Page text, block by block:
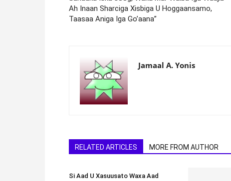
Ah Inaan Sharciga Xisbiga U Hoggaansamo,
Taasaa Aniga Iga Go’aana”
Jamaal A. Yonis
RELATED ARTICLES MORE FROM AUTHOR
Si Aad U Xasuusato Waxa Aad